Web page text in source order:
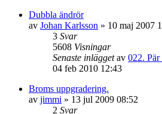
Dubbla ändrör
av Johan Karlsson » 10 maj 2007
3 Svar
5608 Visningar
Senaste inläggetav 022. Pär
04 feb 2010 12:43
Broms uppgradering.
av jimmi » 13 jul 2009 08:52
2 Svar